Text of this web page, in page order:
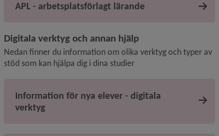
APL - arbetsplatsförlagt lärande
Digitala verktyg och annan hjälp
Nedan finner du information om olika verktyg och typer av
stöd som kan hjälpa dig i dina studier
Information för nya elever - digitala
verktyg